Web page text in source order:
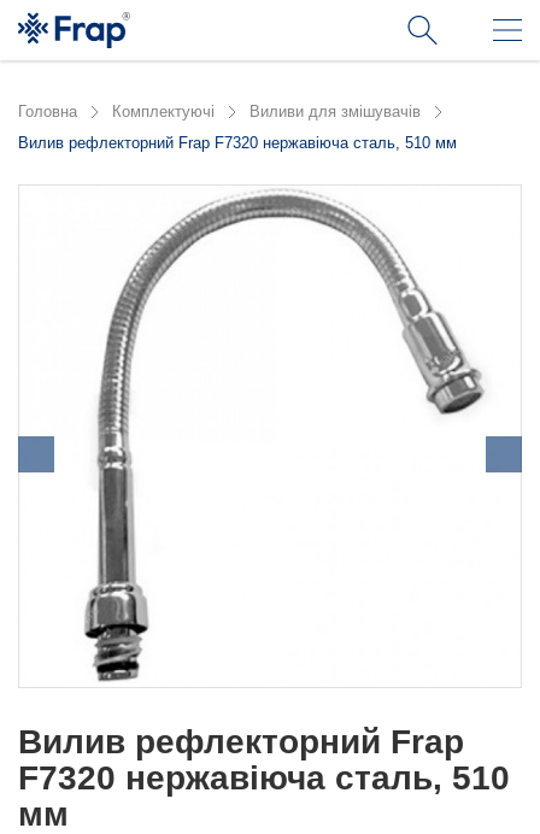
Головна Комплектуючі
Виливи для змішувачів
Вилив рефлекторний Frap F7320 нержавіюча сталь, 510 мм
Вилив рефлекторний Frap
F7320 нержавіюча сталь, 510
мм